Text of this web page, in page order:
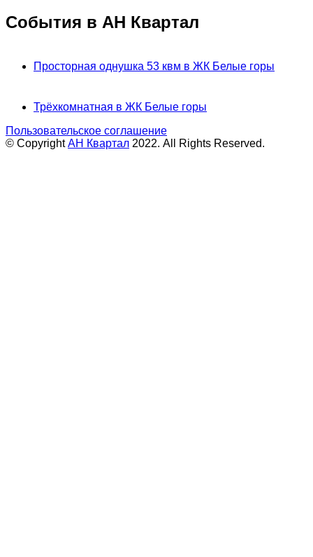
События в АН Квартал
Просторная однушка 53 квм в ЖК Белые горы
Трёхкомнатная в ЖК Белые горы
Пользовательское соглашение
© CopyrightАН Квартал 2022. All Rights Reserved.